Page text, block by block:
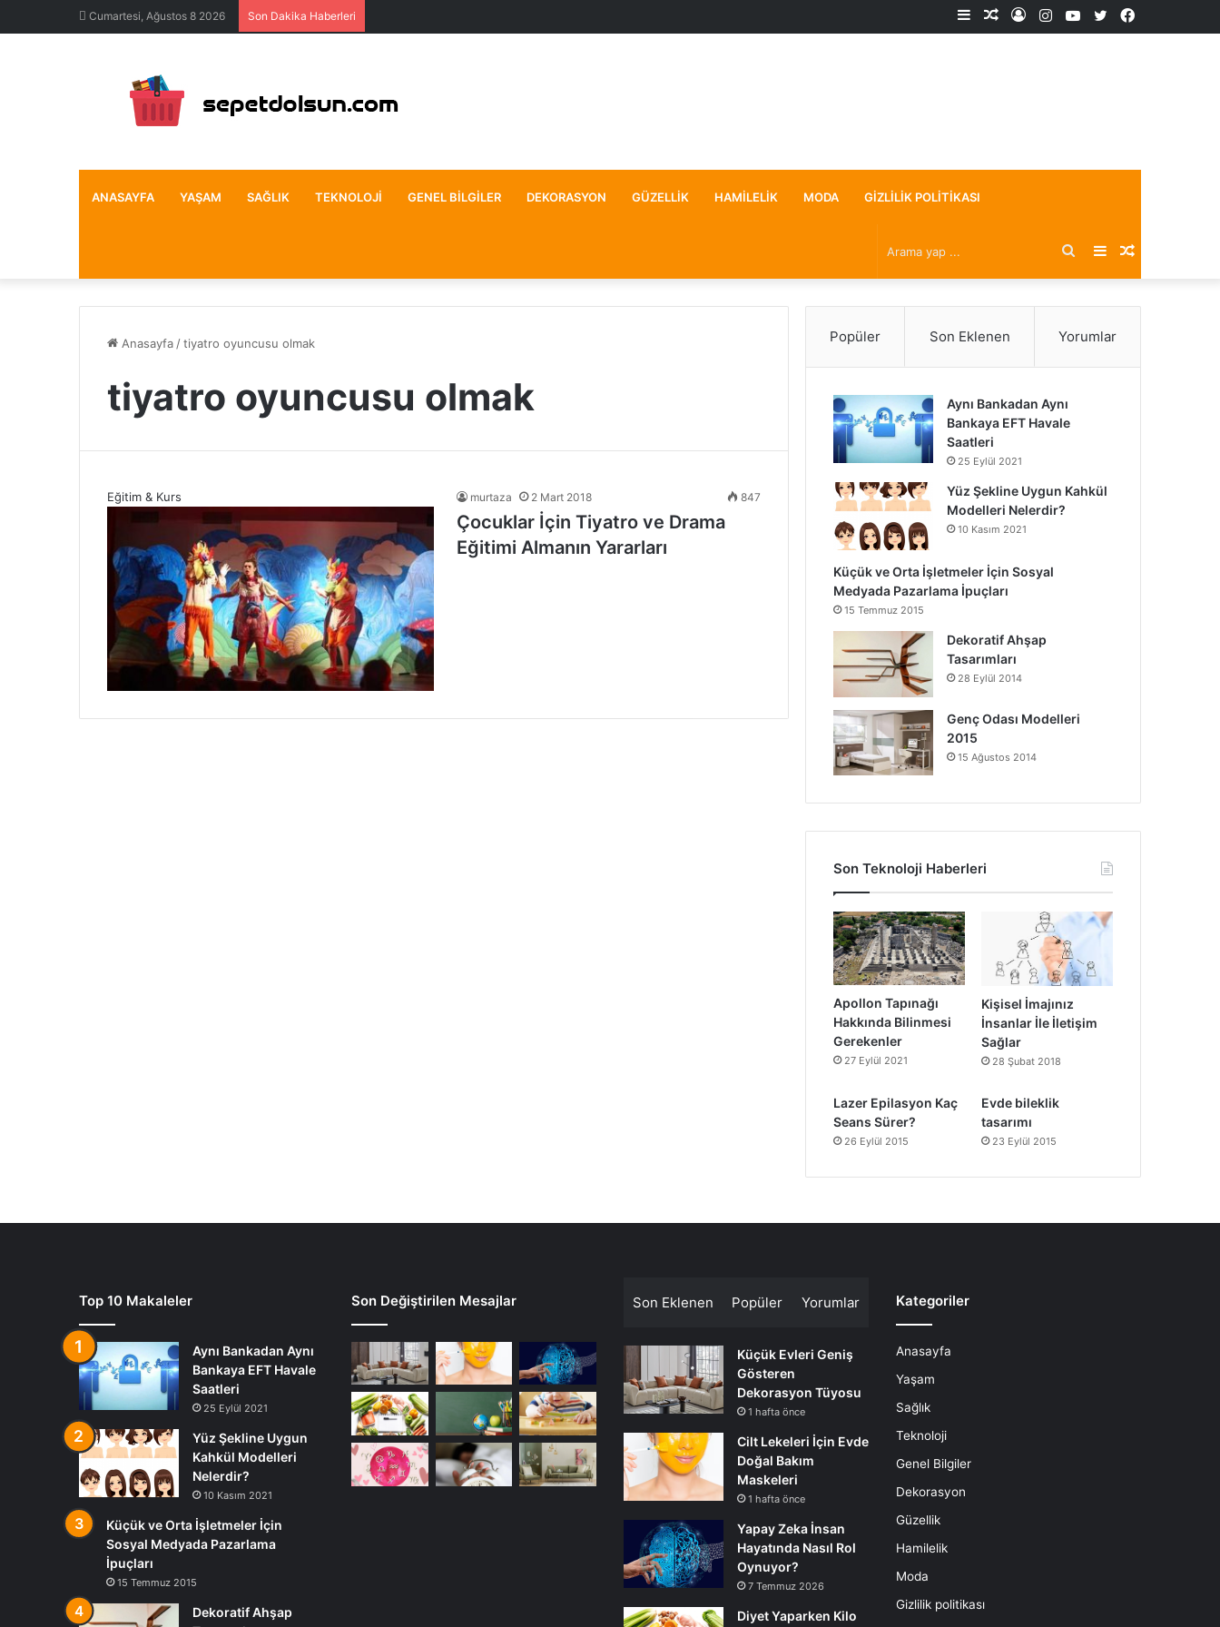
Cumartesi, Ağustos 8 2026 Son Dakika Haberleri Facebook
X
YouTube
Instagram
Kayıt
Rastgele
Kenar
ANASAYFA YAŞAM SAĞLIK TEKNOLOJI GENEL BILGILER DEKORASYON GÜZELLIK HAMILELIK MODA GIZLILIK POLITIKASI
Rastgele
Makale
Kenar
Bölmesi
Arama
yap
Anasayfa /tiyatro oyuncusu olmak
tiyatro oyuncusu olmak
Eğitim & Kurs murtaza 2 Mart 2018 847
Çocuklar İçin Tiyatro ve Drama
Eğitimi Almanın Yararları
Popüler Son Eklenen Yorumlar
Aynı Bankadan Aynı
Bankaya EFT Havale
Saatleri
25 Eylül 2021
Yüz Şekline Uygun Kahkül
Modelleri Nelerdir?
10 Kasım 2021
Küçük ve Orta İşletmeler İçin Sosyal
Medyada Pazarlama İpuçları
15 Temmuz 2015
Dekoratif Ahşap
Tasarımları
28 Eylül 2014
Genç Odası Modelleri
2015
15 Ağustos 2014
Son Teknoloji Haberleri
Apollon Tapınağı
Hakkında Bilinmesi
Gerekenler
27 Eylül 2021
Kişisel İmajınız
İnsanlar İle İletişim
Sağlar
28 Şubat 2018
Lazer Epilasyon Kaç
Seans Sürer?
26 Eylül 2015
Evde bileklik
tasarımı
23 Eylül 2015
Top 10 Makaleler
Aynı Bankadan Aynı
Bankaya EFT Havale
Saatleri
25 Eylül 2021
Yüz Şekline Uygun
Kahkül Modelleri
Nelerdir?
10 Kasım 2021
Küçük ve Orta İşletmeler İçin
Sosyal Medyada Pazarlama
İpuçları
15 Temmuz 2015
Dekoratif Ahşap
Son Değiştirilen Mesajlar Son Eklenen Popüler Yorumlar
Küçük Evleri Geniş
Gösteren
Dekorasyon Tüyosu
1 hafta önce
Cilt Lekeleri İçin Evde
Doğal Bakım
Maskeleri
1 hafta önce
Yapay Zeka İnsan
Hayatında Nasıl Rol
Oynuyor?
7 Temmuz 2026
Diyet Yaparken Kilo
Kategoriler
Anasayfa
Yaşam
Sağlık
Teknoloji
Genel Bilgiler
Dekorasyon
Güzellik
Hamilelik
Moda
Gizlilik politikası